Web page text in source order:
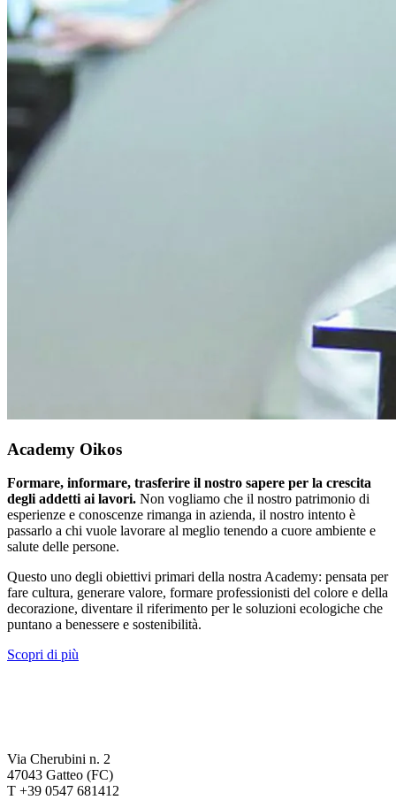
Academy Oikos
Formare, informare, trasferire il nostro sapere per la crescita
degli addetti ai lavori. Non vogliamo che il nostro patrimonio di
esperienze e conoscenze rimanga in azienda, il nostro intento è
passarlo a chi vuole lavorare al meglio tenendo a cuore ambiente e
salute delle persone.
Questo uno degli obiettivi primari della nostra Academy: pensata per
fare cultura, generare valore, formare professionisti del colore e della
decorazione, diventare il riferimento per le soluzioni ecologiche che
puntano a benessere e sostenibilità.
Scopri di più
Via Cherubini n. 2
47043 Gatteo (FC)
T +39 0547 681412